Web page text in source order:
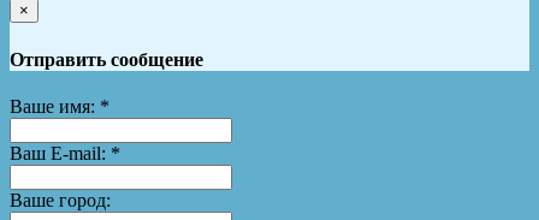
×
Отправить сообщение
Ваше имя: *
Ваш E-mail: *
Ваше город: